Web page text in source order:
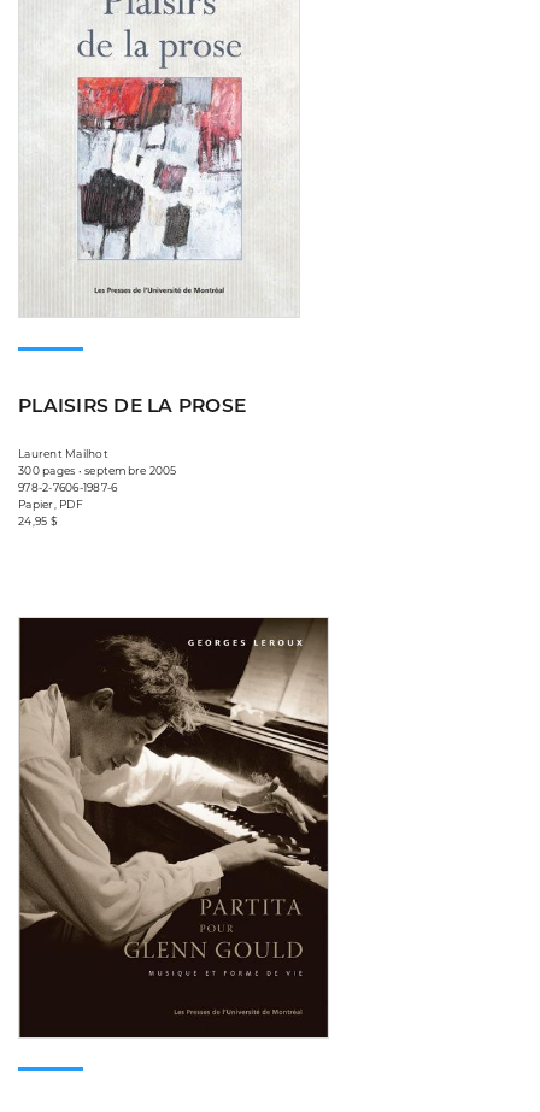
PLAISIRS DE LA PROSE
Laurent Mailhot
300 pages • septembre 2005
978-2-7606-1987-6
Papier, PDF
24,95 $